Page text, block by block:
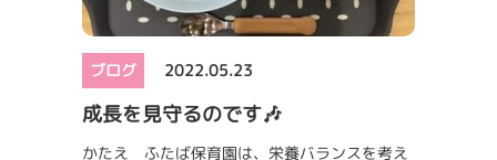
ブログ 2022.05.23
成長を見守るのです🎶
かたえ ふたば保育園は、栄養バランスを考え